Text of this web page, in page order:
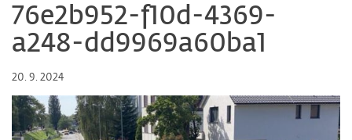
76e2b952-f10d-4369-
a248-dd9969a60ba1
20. 9. 2024